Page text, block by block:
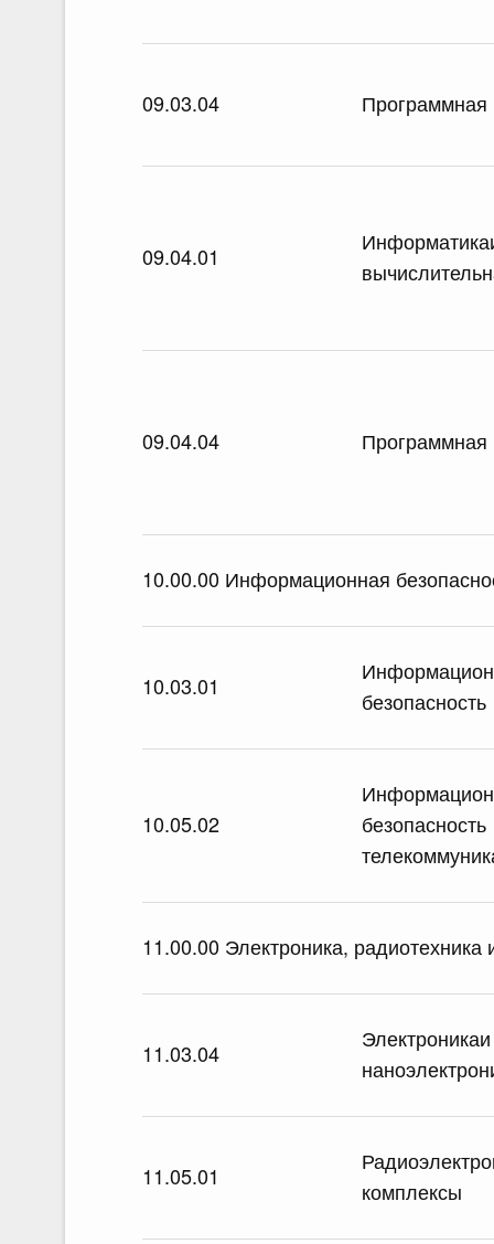
09.03.04
09.04.01
09.04.04
10.00.00 Информационная
10.03.01
безопасность
10.05.02
безопасность
11.00.00 Электроника, радиотехника
11.03.04
Электроникаи
11.05.01
комплексы